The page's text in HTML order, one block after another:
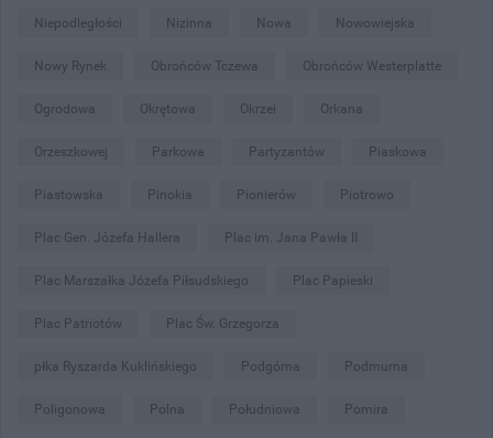
Niepodległości Nizinna Nowa Nowowiejska
Nowy Rynek Obrońców Tczewa Obrońców Westerplatte
Ogrodowa Okrętowa Okrzei Orkana
Orzeszkowej Parkowa Partyzantów Piaskowa
Piastowska Pinokia Pionierów Piotrowo
Plac Gen. Józefa Hallera Plac im. Jana Pawła II
Plac Marszałka Józefa Piłsudskiego Plac Papieski
Plac Patriotów Plac Św. Grzegorza
płka Ryszarda Kuklińskiego Podgórna Podmurna
Poligonowa Polna Południowa Pomira